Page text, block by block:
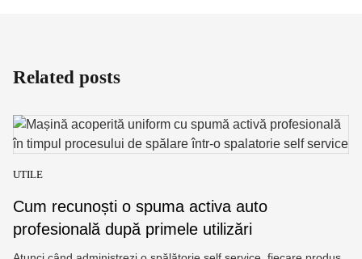
Related posts
UTILE
Cum recunoști o spuma activa auto
profesională după primele utilizări